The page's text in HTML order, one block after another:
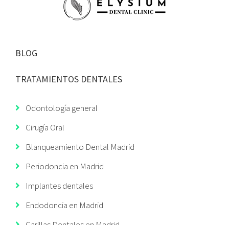
BLOG
TRATAMIENTOS DENTALES
Odontología general
Cirugía Oral
Blanqueamiento Dental Madrid
Periodoncia en Madrid
Implantes dentales
Endodoncia en Madrid